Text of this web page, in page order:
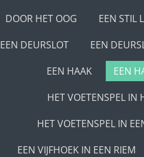
DOOR HET OOG
EEN STIL
EEN DEURSLOT
EEN
EEN HAAK
EEN
HET VOETENSPEL IN
HET VOETENSPEL IN
EEN VIJFHOEK IN EEN RIEM